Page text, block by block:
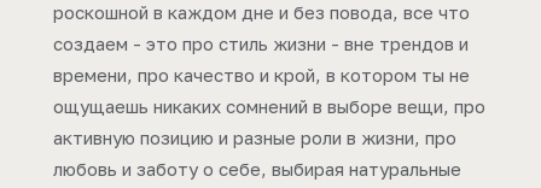
роскошной в каждом дне и без повода, все что
создаем - это про стиль жизни - вне трендов и
времени, про качество и крой, в котором ты не
ощущаешь никаких сомнений в выборе вещи, про
активную позицию и разные роли в жизни, про
любовь и заботу о себе, выбирая натуральные